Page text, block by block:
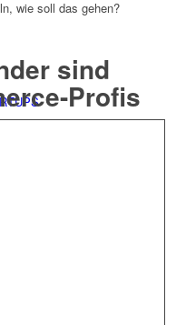
wie soll das gehen?
sind
Profis